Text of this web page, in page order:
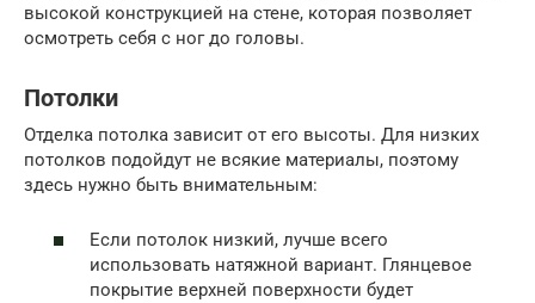
высокой конструкцией на стене, которая позволяет
осмотреть себя с ног до головы.
Потолки
Отделка потолка зависит от его высоты. Для низких
потолков подойдут не всякие материалы, поэтому
здесь нужно быть внимательным:
Если потолок низкий, лучше всего
использовать натяжной вариант. Глянцевое
покрытие верхней поверхности будет